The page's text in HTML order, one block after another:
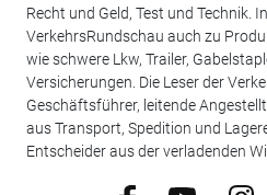
Recht und Geld, Test und Technik.
VerkehrsRundschau auch zu
wie schwere Lkw, Trailer,
Versicherungen. Die Leser der
Geschäftsführer, leitende
aus Transport, Spedition und
Entscheider aus der verladenden